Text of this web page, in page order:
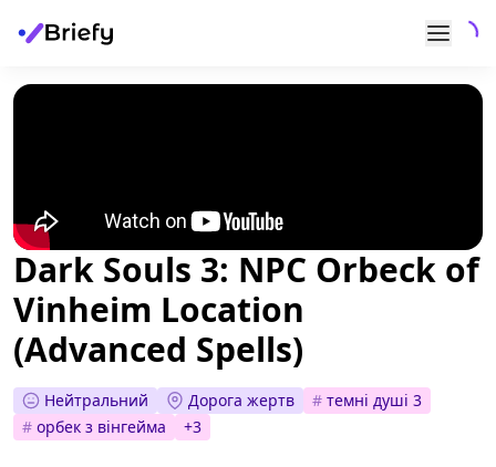
Dark Souls 3: NPC Orbeck of
Vinheim Location
(Advanced Spells)
Нейтральний Дорога жертв # темні душі 3
# орбек з вінгейма +3